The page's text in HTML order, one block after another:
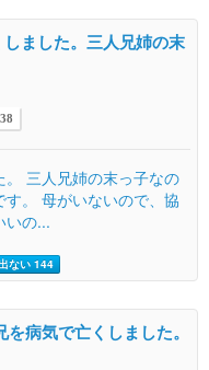
ました。三人兄姉の末
三人兄姉の末っ子なの
。 母がいないので、協
いの...
ない 144
病気で亡くしました。